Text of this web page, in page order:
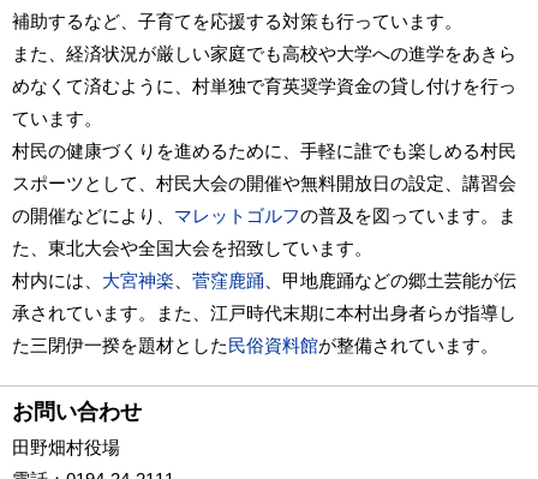
補助するなど、子育てを応援する対策も行っています。
また、経済状況が厳しい家庭でも高校や大学への進学をあきら
めなくて済むように、村単独で育英奨学資金の貸し付けを行っ
ています。
村民の健康づくりを進めるために、手軽に誰でも楽しめる村民
スポーツとして、村民大会の開催や無料開放日の設定、講習会
の開催などにより、 マレットゴルフの普及を図っています。ま
た、東北大会や全国大会を招致しています。
村内には、 大宮神楽 菅窪鹿踊 、甲地鹿踊などの郷土芸能が伝
承されています。また、江戸時代末期に本村出身者らが指導し
た三閉伊一揆を題材とした民俗資料館が整備されています。
お問い合わせ
田野畑村役場